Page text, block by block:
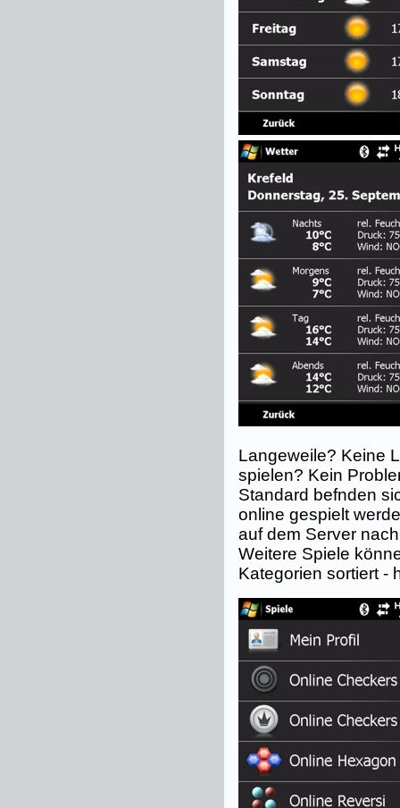
Langeweile? Keine
spielen? Kein
Standard befnden
online gespielt
auf dem Server
Weitere Spiele
Kategorien sortiert -